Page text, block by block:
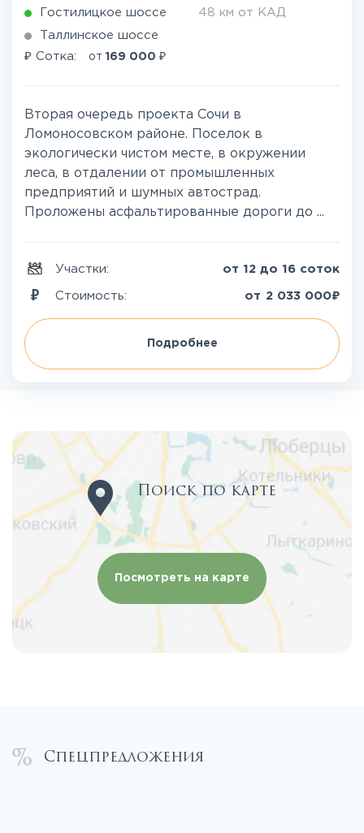
Гостилицкое шоссе 48 км от КАД
Таллинское шоссе
₽ Сотка: от 169 000 ₽
Вторая очередь проекта Сочи в
Ломоносовском районе. Поселок в
экологически чистом месте, в окружении
леса, в отдалении от промышленных
предприятий и шумных автострад.
Проложены асфальтированные дороги до ...
Участки: от 12 до 16 соток
Стоимость: от 2 033 000₽
Подробнее
Поиск по карте
Посмотреть на карте
Спецпредложения